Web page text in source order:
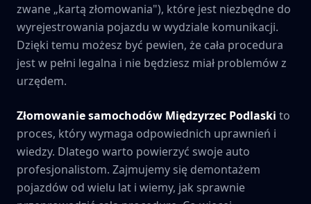
zwane „kartą złomowania"), które jest niezbędne do
wyrejestrowania pojazdu w wydziale komunikacji.
Dzięki temu możesz być pewien, że cała procedura
jest w pełni legalna i nie będziesz miał problemów z
urzędem.
Złomowanie samochodów Międzyrzec Podlaski to
proces, który wymaga odpowiednich uprawnień i
wiedzy. Dlatego warto powierzyć swoje auto
profesjonalistom. Zajmujemy się demontażem
pojazdów od wielu lat i wiemy, jak sprawnie